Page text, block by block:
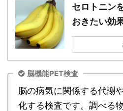
セロトニン
おきたい効
脳機能PET検査
脳の病気に関係する代謝
化する検査です。調べる